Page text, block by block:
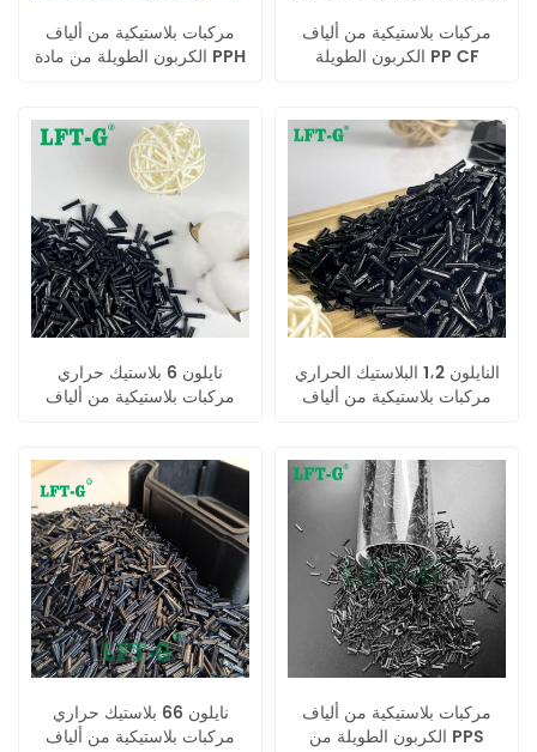
مركبات بلاستيكية من ألياف
الكربون الطويلة من مادة PPH
مركبات بلاستيكية من ألياف
الكربون الطويلة PP CF
نايلون 6 بلاستيك حراري
مركبات بلاستيكية من ألياف
النايلون 1،2 البلاستيك الحراري
مركبات بلاستيكية من ألياف
نايلون 66 بلاستيك حراري
مركبات بلاستيكية من ألياف
مركبات بلاستيكية من ألياف
الكربون الطويلة من PPS